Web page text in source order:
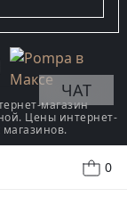
0
магазин
Цены интернет-
ЧАТ